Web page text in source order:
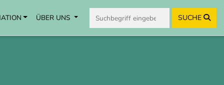
ÜBER UNS SUCHE